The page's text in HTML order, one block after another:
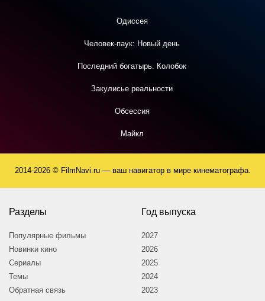
Одиссея
Человек-паук: Новый день
Последний богатырь. Колобок
Закулисье реальности
Обсессия
Майкл
2014-2026 © FilmNavi.ru — ваш навигатор в мире кинематографа.
Разделы
Популярные фильмы
Новинки кино
Сериалы
Темы
Обратная связь
Год выпуска
2027
2026
2025
2024
2023